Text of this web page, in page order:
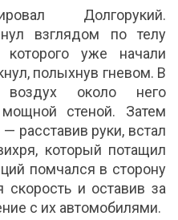
Долгорукий.
взглядом по телу
которого уже начали
полыхнув гневом. В
около него
мощной стеной. Затем
расставив руки, встал
который потащил
помчался в сторону
и оставив за
с их автомобилями.